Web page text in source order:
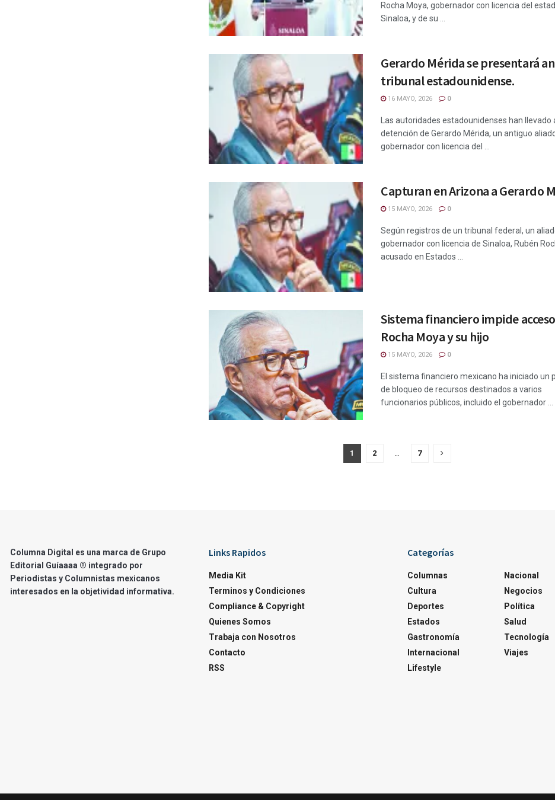
Rocha Moya, gobernador con licencia del
Sinaloa, y de su ...
Gerardo Mérida se presentará
tribunal estadounidense.
16 MAYO, 2026 0
Las autoridades estadounidenses han llevado
detención de Gerardo Mérida, un antiguo
gobernador con licencia del ...
Capturan en Arizona a Gerardo
15 MAYO, 2026 0
Según registros de un tribunal federal, un
gobernador con licencia de Sinaloa, Rubén
acusado en Estados ...
Sistema financiero impide
Rocha Moya y su hijo
15 MAYO, 2026 0
El sistema financiero mexicano ha iniciado un
de bloqueo de recursos destinados a varios
funcionarios públicos, incluido el gobernador ...
1 2 7
Columna Digital es una marca de Grupo
Editorial Guíaaaa ® integrado por
Periodistas y Columnistas mexicanos
interesados en la objetividad informativa.
Links Rapidos
Media Kit
Terminos y Condiciones
Compliance & Copyright
Quienes Somos
Trabaja con Nosotros
Contacto
RSS
Categorías
Columnas
Cultura
Deportes
Estados
Gastronomía
Internacional
Lifestyle
Nacional
Negocios
Política
Salud
Tecnología
Viajes